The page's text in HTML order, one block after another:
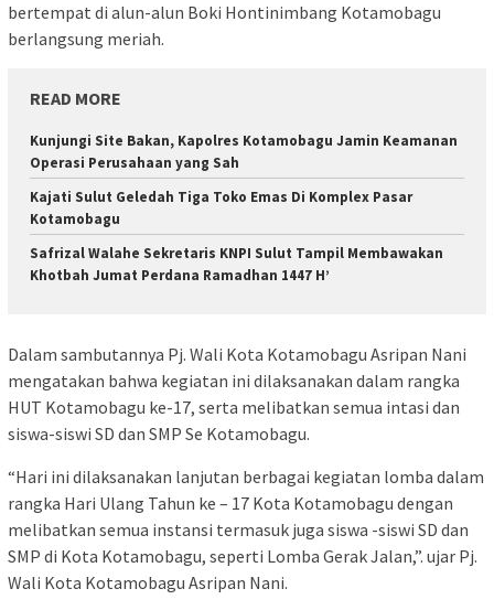
bertempat di alun-alun Boki Hontinimbang Kotamobagu
berlangsung meriah.
READ MORE
Kunjungi Site Bakan, Kapolres Kotamobagu Jamin Keamanan
Operasi Perusahaan yang Sah
Kajati Sulut Geledah Tiga Toko Emas Di Komplex Pasar
Kotamobagu
Safrizal Walahe Sekretaris KNPI Sulut Tampil Membawakan
Khotbah Jumat Perdana Ramadhan 1447 H’
Dalam sambutannya Pj. Wali Kota Kotamobagu Asripan Nani
mengatakan bahwa kegiatan ini dilaksanakan dalam rangka
HUT Kotamobagu ke-17, serta melibatkan semua intasi dan
siswa-siswi SD dan SMP Se Kotamobagu.
“Hari ini dilaksanakan lanjutan berbagai kegiatan lomba dalam
rangka Hari Ulang Tahun ke – 17 Kota Kotamobagu dengan
melibatkan semua instansi termasuk juga siswa -siswi SD dan
SMP di Kota Kotamobagu, seperti Lomba Gerak Jalan,”. ujar Pj.
Wali Kota Kotamobagu Asripan Nani.